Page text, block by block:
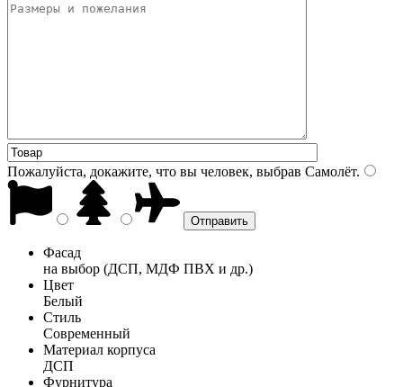
Пожалуйста, докажите, что вы человек, выбрав Самолёт.
Фасад
на выбор (ДСП, МДФ ПВХ и др.)
Цвет
Белый
Стиль
Современный
Материал корпуса
ДСП
Фурнитура